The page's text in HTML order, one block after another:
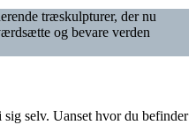
træskulpturer, der nu
og bevare verden
selv. Uanset hvor du befinder